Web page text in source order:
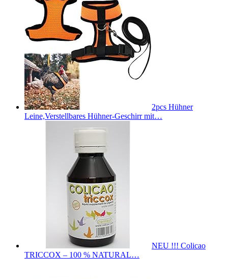
2pcs Hühner
Leine,Verstellbares Hühner-Geschirr mit…
NEU !!! Colicao
TRICCOX – 100 % NATURAL…